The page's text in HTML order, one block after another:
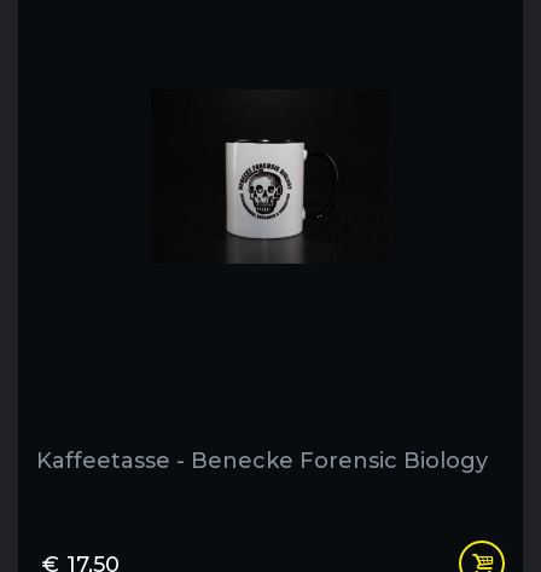
Kaffeetasse - Benecke Forensic Biology
€ 17,50